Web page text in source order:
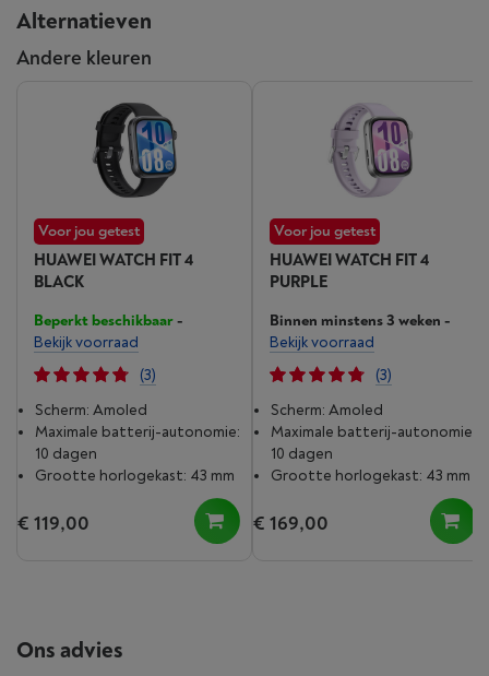
Alternatieven
Andere kleuren
Voor jou getest
HUAWEI WATCH FIT 4
BLACK
Beperkt beschikbaar-
Bekijk voorraad
(3)
Scherm: Amoled
Maximale batterij-autonomie:
10 dagen
Grootte horlogekast: 43 mm
€ 119,00
Voor jou getest
HUAWEI WATCH FIT 4
PURPLE
Binnen minstens 3 weken -
Bekijk voorraad
(3)
Scherm: Amoled
Maximale batterij-autonomie:
10 dagen
Grootte horlogekast: 43 mm
€ 169,00
Ons advies